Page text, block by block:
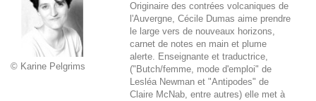
© Karine Pelgrims
Originaire des contrées volcaniques de
l'Auvergne, Cécile Dumas aime prendre
le large vers de nouveaux horizons,
carnet de notes en main et plume
alerte. Enseignante et traductrice,
("Butch/femme, mode d'emploi" de
Lesléa Newman et "Antipodes" de
Claire McNab, entre autres) elle met à